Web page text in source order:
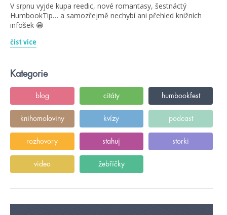
V srpnu vyjde kupa reedic, nové romantasy, šestnáctý
HumbookTip… a samozřejmě nechybí ani přehled knižních
infošek 😁
číst více
Kategorie
blog citáty humbookfest
knihomoloviny kvízy podcast
rozhovory stahuj storki
videa žebříčky